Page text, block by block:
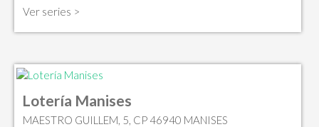
Ver series >
Lotería Manises
MAESTRO GUILLEM, 5, CP 46940 MANISES